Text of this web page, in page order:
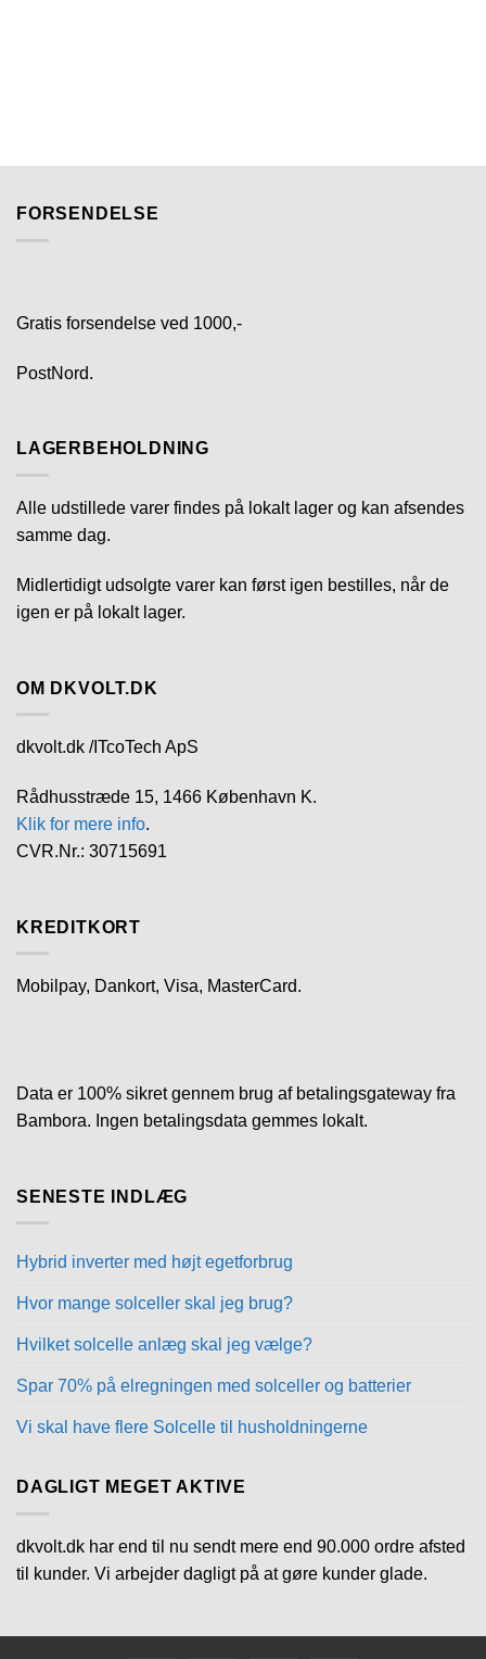
FORSENDELSE
Gratis forsendelse ved 1000,-
PostNord.
LAGERBEHOLDNING
Alle udstillede varer findes på lokalt lager og kan afsendes
samme dag.
Midlertidigt udsolgte varer kan først igen bestilles, når de
igen er på lokalt lager.
OM DKVOLT.DK
dkvolt.dk /ITcoTech ApS
Rådhusstræde 15, 1466 København K.
Klik for mere info.
CVR.Nr.: 30715691
KREDITKORT
Mobilpay, Dankort, Visa, MasterCard.
Data er 100% sikret gennem brug af betalingsgateway fra
Bambora. Ingen betalingsdata gemmes lokalt.
SENESTE INDLÆG
Hybrid inverter med højt egetforbrug
Hvor mange solceller skal jeg brug?
Hvilket solcelle anlæg skal jeg vælge?
Spar 70% på elregningen med solceller og batterier
Vi skal have flere Solcelle til husholdningerne
DAGLIGT MEGET AKTIVE
dkvolt.dk har end til nu sendt mere end 90.000 ordre afsted
til kunder. Vi arbejder dagligt på at gøre kunder glade.